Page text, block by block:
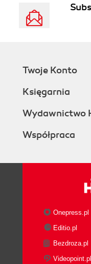
Twoje Konto
Księgarnia
Wydawnictwo
Współpraca
Onepress.pl
Editio.pl
Bezdroza.pl
Videopoint.pl